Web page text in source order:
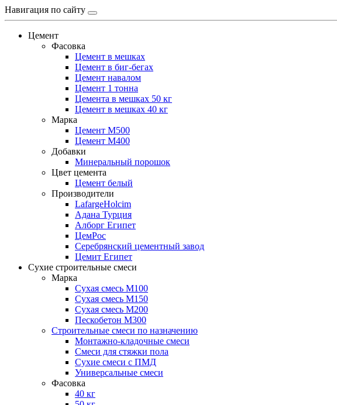
Навигация по сайту
Цемент
Фасовка
Цемент в мешках
Цемент в биг-бегах
Цемент навалом
Цемент 1 тонна
Цемента в мешках 50 кг
Цемент в мешках 40 кг
Марка
Цемент М500
Цемент М400
Добавки
Минеральный порошок
Цвет цемента
Цемент белый
Производители
LafargeHolcim
Адана Турция
Алборг Египет
ЦемРос
Серебрянский цементный завод
Цемит Египет
Сухие строительные смеси
Марка
Сухая смесь М100
Сухая смесь М150
Сухая смесь М200
Пескобетон М300
Строительные смеси по назначению
Монтажно-кладочные смеси
Смеси для стяжки пола
Сухие смеси с ПМД
Универсальные смеси
Фасовка
40 кг